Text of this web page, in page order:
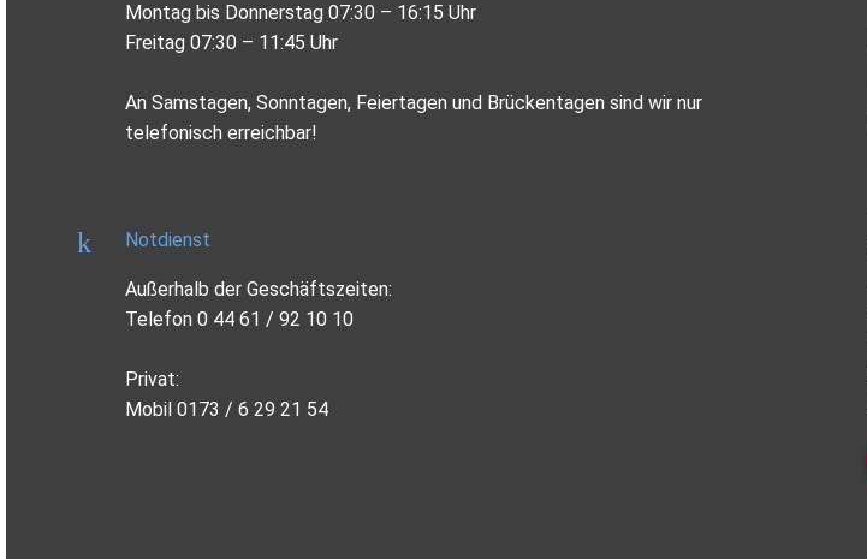
Montag bis Donnerstag 07:30 – 16:15 Uhr
Freitag 07:30 – 11:45 Uhr
An Samstagen, Sonntagen, Feiertagen und Brückentagen sind wir nur
telefonisch erreichbar!
Notdienst
Außerhalb der Geschäftszeiten:
Telefon 0 44 61 / 92 10 10
Privat:
Mobil 0173 / 6 29 21 54